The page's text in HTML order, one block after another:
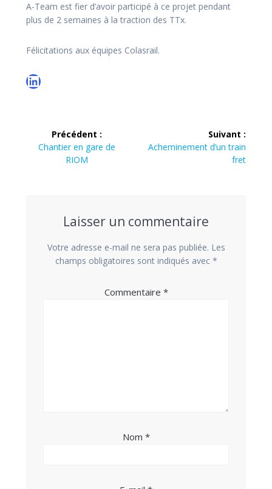
A-Team est fier d’avoir participé à ce projet pendant
plus de 2 semaines à la traction des TTx.
Félicitations aux équipes Colasrail.
LinkedIn
Navigation
Précédent :
Article
précédent :
Chantier en gare de
RIOM
Suivant :
Article
Acheminement d’un train
fret
Laisser un commentaire
Votre adresse e-mail ne sera pas publiée. Les
champs obligatoires sont indiqués avec *
Commentaire *
Nom *